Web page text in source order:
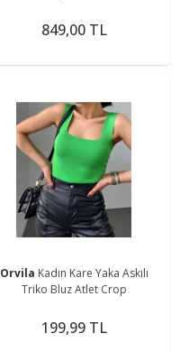
849,00 TL
Orvila Kadın Kare Yaka Askılı
Triko Bluz Atlet Crop
199,99 TL